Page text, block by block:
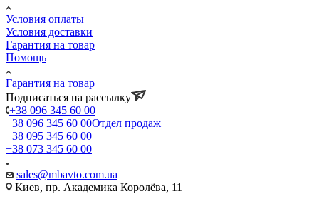
Условия оплаты
Условия доставки
Гарантия на товар
Помощь
Гарантия на товар
Подписаться на рассылку
+38 096 345 60 00
+38 096 345 60 00Отдел продаж
+38 095 345 60 00
+38 073 345 60 00
sales@mbavto.com.ua
Киев, пр. Академика Королёва, 11